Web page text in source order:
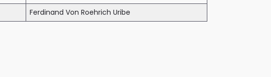
Ferdinand Von Roehrich Uribe